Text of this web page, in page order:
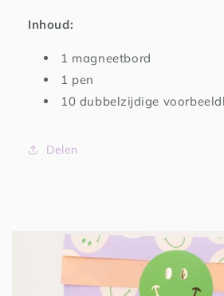
Inhoud:
1 magneetbord
1 pen
10 dubbelzijdige
Delen